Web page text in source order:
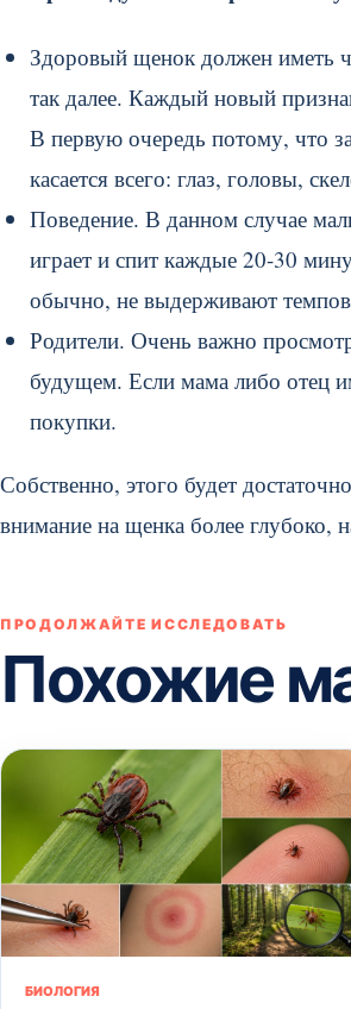
Здоровый щенок должен иметь
так далее. Каждый новый
В первую очередь потому, что
касается всего: глаз, головы,
Поведение. В данном случае
играет и спит каждые 20-30
обычно, не выдерживают
Родители. Очень важно
будущем. Если мама либо отец
покупки.
Собственно, этого будет
внимание на щенка более глубоко,
ПРОДОЛЖАЙТЕ ИССЛЕДОВАТЬ
Похожие
БИОЛОГИЯ